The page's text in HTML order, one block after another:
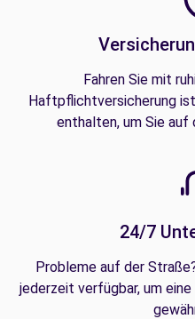
Fahren Sie mit
Haftpflichtversicherung
enthalten, um Sie auf
24/7
Probleme auf der
jederzeit verfügbar, um